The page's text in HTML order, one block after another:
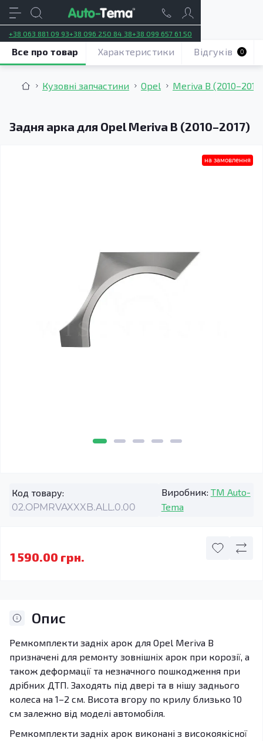
+38 063 881 09 93+38 096 250 84 38+38 099 657 61 50
Кузовні запчастини Opel Meriva B (2010–2017)
Задня арка для Opel Meriva B (2010–2017)
Все про товар Характеристики Відгуків 0
на замовлення
Код товару:
02.OPMRVAXXXB.ALL.0.00
Виробник: TM Auto-
Tema
1 590.00 грн.
Опис
Ремкомплекти задніх арок для Opel Meriva B
призначені для ремонту зовнішніх арок при корозії, а
також деформації та незначного пошкодження при
дрібних ДТП. Заходять під двері та в нішу заднього
колеса на 1–2 см. Висота вгору по крилу близько 10
см залежно від моделі автомобіля.
Ремкомплекти задніх арок виконані з високоякісної